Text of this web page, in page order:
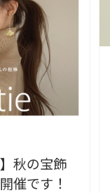
秋の宝飾
催です！